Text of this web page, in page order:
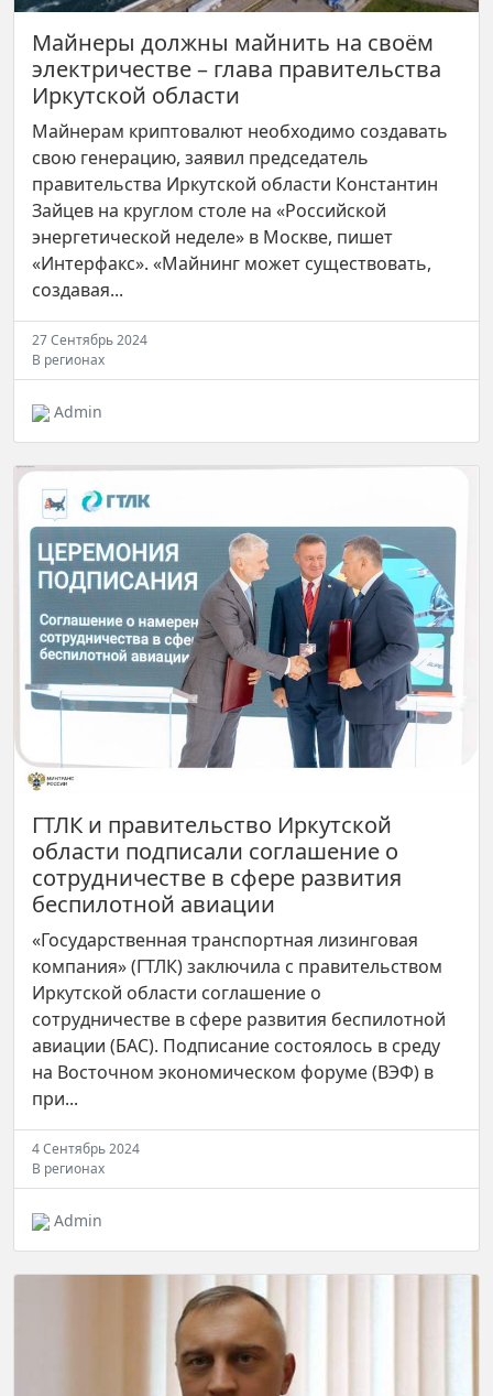
Майнеры должны майнить на своём
электричестве – глава правительства
Иркутской области
Майнерам криптовалют необходимо создавать
свою генерацию, заявил председатель
правительства Иркутской области Константин
Зайцев на круглом столе на «Российской
энергетической неделе» в Москве, пишет
«Интерфакс». «Майнинг может существовать,
создавая...
27 Сентябрь 2024
В регионах
Admin
ГТЛК и правительство Иркутской
области подписали соглашение о
сотрудничестве в сфере развития
беспилотной авиации
«Государственная транспортная лизинговая
компания» (ГТЛК) заключила с правительством
Иркутской области соглашение о
сотрудничестве в сфере развития беспилотной
авиации (БАС). Подписание состоялось в среду
на Восточном экономическом форуме (ВЭФ) в
при...
4 Сентябрь 2024
В регионах
Admin